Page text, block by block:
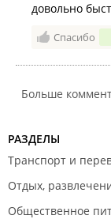
довольно
Спасибо
Больше
РАЗДЕЛЫ
Транспорт и
Отдых,
Общественное